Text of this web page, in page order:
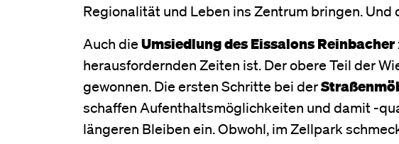
Regionalität und Leben ins Zentrum bringen.
Auch dieUmsiedlung des Eissalons Reinbacher
herausfordernden Zeiten ist. Der obere Teil der
gewonnen. Die ersten Schritte bei der
schaffen Aufenthaltsmöglichkeiten und damit -
längeren Bleiben ein. Obwohl, im Zellpark